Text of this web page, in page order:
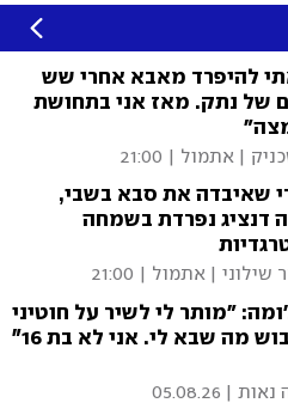
להיפרד מאבא אחרי שש
של נתק. מאז אני בתחושת
אתמול | 21:00
שאיבדה את סבא בשבי,
דנציג נפרדת בשמחה
שילוני אתמול | 21:00
"מותר לי לשיר על חוטיני
מה שבא לי. אני לא בת 16״
נאות 05.08.26